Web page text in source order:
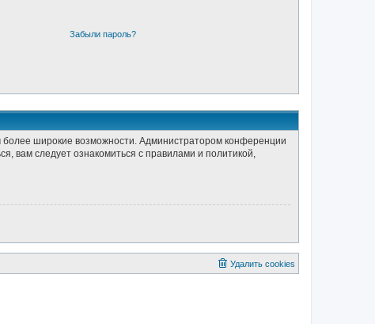
Забыли пароль?
более широкие возможности. Администратором конференции
вам следует ознакомиться с правилами и политикой,
Удалить cookies